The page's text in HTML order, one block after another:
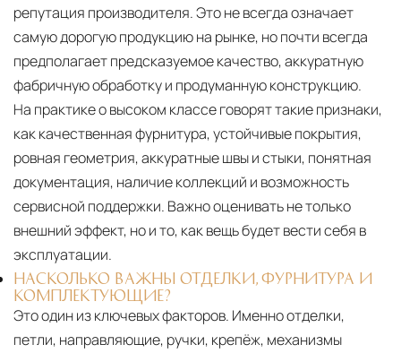
репутация производителя. Это не всегда означает
самую дорогую продукцию на рынке, но почти всегда
предполагает предсказуемое качество, аккуратную
фабричную обработку и продуманную конструкцию.
На практике о высоком классе говорят такие признаки,
как качественная фурнитура, устойчивые покрытия,
ровная геометрия, аккуратные швы и стыки, понятная
документация, наличие коллекций и возможность
сервисной поддержки. Важно оценивать не только
внешний эффект, но и то, как вещь будет вести себя в
эксплуатации.
НАСКОЛЬКО ВАЖНЫ ОТДЕЛКИ, ФУРНИТУРА И
КОМПЛЕКТУЮЩИЕ?
Это один из ключевых факторов. Именно отделки,
петли, направляющие, ручки, крепёж, механизмы